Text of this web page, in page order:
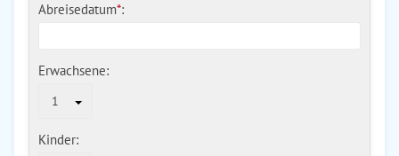
Abreisedatum*:
Erwachsene:
1
Kinder: